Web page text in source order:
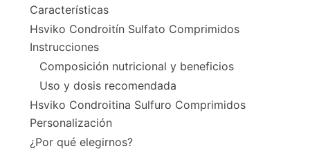
Características
Hsviko Condroitín Sulfato Comprimidos
Instrucciones
Composición nutricional y beneficios
Uso y dosis recomendada
Hsviko Condroitina Sulfuro Comprimidos
Personalización
¿Por qué elegirnos?